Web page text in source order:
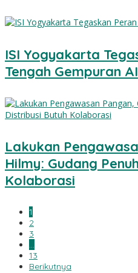
ISI Yogyakarta
Tengah Gempuran AI
Lakukan
Hilmy: Gudang
Kolaborasi
1
2
3
…
13
Berikutnya